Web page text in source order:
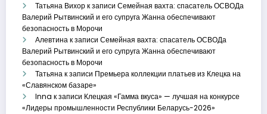
Татьяна Вихорк записи Семейная вахта: спасатель ОСВОДа
Валерий Рытвинский и его супруга Жанна обеспечивают
безопасность в Морочи
Алевтинак записи Семейная вахта: спасатель ОСВОДа
Валерий Рытвинский и его супруга Жанна обеспечивают
безопасность в Морочи
Татьянак записи Премьера коллекции платьев из Клецка на
«Славянском базаре»
Inna к записи Клецкая «Гамма вкуса» — лучшая на конкурсе
«Лидеры промышленности Республики Беларусь-2026»